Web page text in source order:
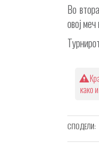
Во
овој
како
СПОДЕЛИ: